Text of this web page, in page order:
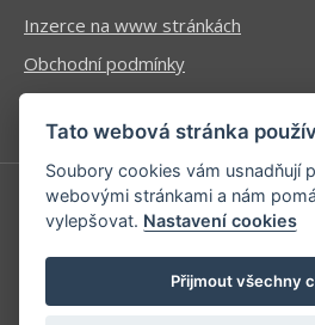
Inzerce na www stránkách
Obchodní podmínky
Ochrana osobních údajů
Příhlášení | Registrace
Kontaktní informace
Mapa stránek
Tato webová stránka
Soubory cookies vám usnadňují
webovými stránkami a nám
vylepšovat. Nastavení cookies
Přijmout všechny